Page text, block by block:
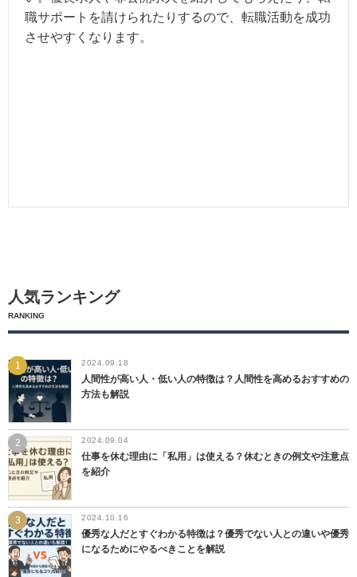
職サポートを請けられたりするので、転職活動を成功
させやすくなります。
人気ランキング
RANKING
2024.09.18
人間性が高い人・低い人の特徴は？人間性を高めるおすすめの
方法も解説
2024.09.04
仕事を休む理由に「私用」は使える？休むときの例文や注意点
を紹介
2024.10.16
優秀な人だとすぐわかる特徴は？優秀でない人との違いや優秀
になるためにやるべきことを解説